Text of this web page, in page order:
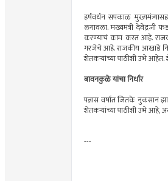
हर्षवर्धन सपकाळ
लगावला. मख्यमंत्री देवेंद्रजी
करण्याचं काम करत आहे.
गरजेचे आहे. राजकीय आखाडे
शेतकऱ्यांच्या पाठीशी उभे
बावनकुळे यांचा निर्धार
पन्नास वर्षांत जितके नुकसान
शेतकऱ्यांच्या पाठीशी उभे आहे,
---